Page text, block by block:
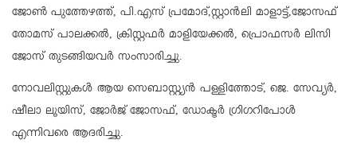
ജോൺ പുത്തേഴത്ത്, പി.എസ് പ്രമോദ്,സ്റ്റാൻലി മാളാട്ട്,ജോസഫ്
തോമസ് പാലക്കൽ, ക്രിസ്റ്റഫർ മാളിയേക്കൽ, പ്രൊഫസർ ലിസി
ജോസ് തുടങ്ങിയവർ സംസാരിച്ചു.
നോവലിസ്റ്റുകൾ ആയ സെബാസ്റ്റ്യൻ പള്ളിത്തോട്, ജെ. സേവ്യർ,
ഷീലാ ലൂയിസ്, ജോർജ് ജോസഫ്, ഡോക്ടർ ഗ്രിഗറിപോൾ
എന്നിവരെ ആദരിച്ചു.